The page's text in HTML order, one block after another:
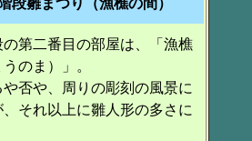
段雛まつり（漁樵の間）
第二番目の部屋は、「漁樵
のま）」。
否や、周りの彫刻の風景に
、それ以上に雛人形の多さに